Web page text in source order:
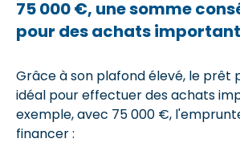
75 000 €, une somme
pour des achats
Grâce à son plafond élevé, le prêt
idéal pour effectuer des achats
exemple, avec 75 000 €,
financer :